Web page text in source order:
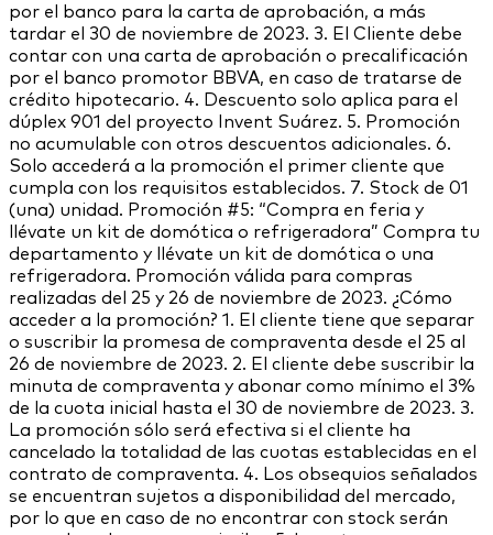
por el banco para la carta de aprobación, a más
tardar el 30 de noviembre de 2023. 3. El Cliente debe
contar con una carta de aprobación o precalificación
por el banco promotor BBVA, en caso de tratarse de
crédito hipotecario. 4. Descuento solo aplica para el
dúplex 901 del proyecto Invent Suárez. 5. Promoción
no acumulable con otros descuentos adicionales. 6.
Solo accederá a la promoción el primer cliente que
cumpla con los requisitos establecidos. 7. Stock de 01
(una) unidad. Promoción #5: “Compra en feria y
llévate un kit de domótica o refrigeradora” Compra tu
departamento y llévate un kit de domótica o una
refrigeradora. Promoción válida para compras
realizadas del 25 y 26 de noviembre de 2023. ¿Cómo
acceder a la promoción? 1. El cliente tiene que separar
o suscribir la promesa de compraventa desde el 25 al
26 de noviembre de 2023. 2. El cliente debe suscribir la
minuta de compraventa y abonar como mínimo el 3%
de la cuota inicial hasta el 30 de noviembre de 2023. 3.
La promoción sólo será efectiva si el cliente ha
cancelado la totalidad de las cuotas establecidas en el
contrato de compraventa. 4. Los obsequios señalados
se encuentran sujetos a disponibilidad del mercado,
por lo que en caso de no encontrar con stock serán